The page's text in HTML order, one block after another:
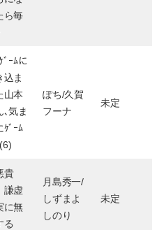
ら毎
ﾞｰﾑに
込ま
山本
､気ま
ｹﾞｰﾑ
ぽち/久賀
フーナ
未定
貴
謙虚
に無
る
月島秀一/
しずまよ
しのり
未定